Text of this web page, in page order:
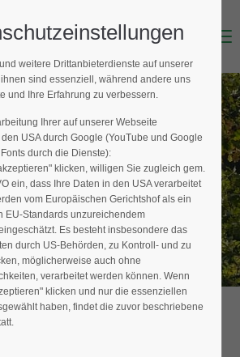
Mailadresse)
Menu
FINDEN
den Fachbetrieb in Ihrer
weitere Drittanbieterdienste auf unserer
sind essenziell, während andere uns
und Ihre Erfahrung zu verbessern.
Ihrer auf unserer Webseite
USA durch Google (YouTube und Google
durch die Dienste):
klicken, willigen Sie zugleich gem.
ein, dass Ihre Daten in den USA verarbeitet
vom Europäischen Gerichtshof als ein
EU-Standards unzureichendem
Es besteht insbesondere das
durch US-Behörden, zu Kontroll- und zu
möglicherweise auch ohne
verarbeitet werden können. Wenn
klicken und nur die essenziellen
haben, findet die zuvor beschriebene